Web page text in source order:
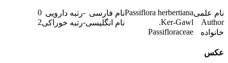
نام علمیPassiflora herbertianaنام فارسی -رتبه دارویی 0
Author
Ker-Gawl. نام انگلیسی-رتبه خوراکی2
خانواده
Passifloraceae
عکس